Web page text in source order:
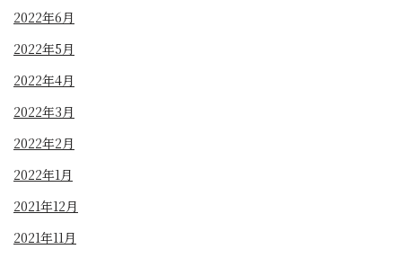
2022年6月
2022年5月
2022年4月
2022年3月
2022年2月
2022年1月
2021年12月
2021年11月